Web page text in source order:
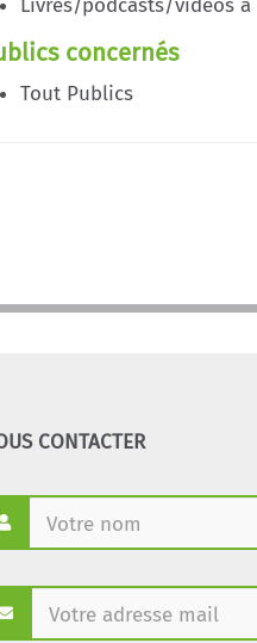
concernés
Tout Publics
CONTACTER